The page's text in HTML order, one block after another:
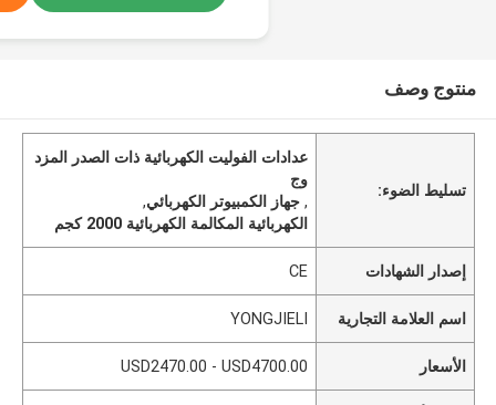
منتوج وصف
تسليط الضوء:
عدادات الفوليت الكهربائية ذات الصدر المزد
وج
,جهاز الكمبيوتر الكهربائي,
الكهربائية المكالمة الكهربائية 2000 كجم
إصدار الشهادات CE
اسم العلامة التجارية YONGJIELI
الأسعار USD2470.00 - USD4700.00